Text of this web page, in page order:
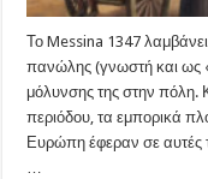
Το Messina 1347
πανώλης (γνωστή και ως
μόλυνσης της στην πόλη.
περιόδου, τα εμπορικά
Ευρώπη έφεραν σε αυτές
…